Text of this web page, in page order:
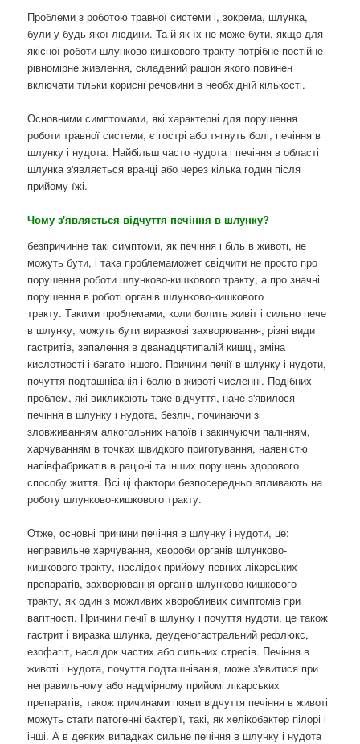
Проблеми з роботою травної системи і, зокрема, шлунка,
були у будь-якої людини. Та й як їх не може бути, якщо для
якісної роботи шлунково-кишкового тракту потрібне постійне
рівномірне живлення, складений раціон якого повинен
включати тільки корисні речовини в необхідній кількості.
Основними симптомами, які характерні для порушення
роботи травної системи, є гострі або тягнуть болі, печіння в
шлунку і нудота. Найбільш часто нудота і печіння в області
шлунка з'являється вранці або через кілька годин після
прийому їжі.
Чому з'являється відчуття печіння в шлунку?
безпричинне такі симптоми, як печіння і біль в животі, не
можуть бути, і така проблемаможет свідчити не просто про
порушення роботи шлунково-кишкового тракту, а про значні
порушення в роботі органів шлунково-кишкового
тракту. Такими проблемами, коли болить живіт і сильно пече
в шлунку, можуть бути виразкові захворювання, різні види
гастритів, запалення в дванадцятипалій кишці, зміна
кислотності і багато іншого. Причини печії в шлунку і нудоти,
почуття подташніванія і болю в животі численні. Подібних
проблем, які викликають таке відчуття, наче з'явилося
печіння в шлунку і нудота, безліч, починаючи зі
зловживанням алкогольних напоїв і закінчуючи палінням,
харчуванням в точках швидкого приготування, наявністю
напівфабрикатів в раціоні та інших порушень здорового
способу життя. Всі ці фактори безпосередньо впливають на
роботу шлунково-кишкового тракту.
Отже, основні причини печіння в шлунку і нудоти, це:
неправильне харчування, хвороби органів шлунково-
кишкового тракту, наслідок прийому певних лікарських
препаратів, захворювання органів шлунково-кишкового
тракту, як один з можливих хворобливих симптомів при
вагітності. Причини печії в шлунку і почуття нудоти, це також
гастрит і виразка шлунка, деуденогастральний рефлюкс,
езофагіт, наслідок частих або сильних стресів. Печіння в
животі і нудота, почуття подташніванія, може з'явитися при
неправильному або надмірному прийомі лікарських
препаратів, також причинами появи відчуття печіння в животі
можуть стати патогенні бактерії, такі, як хелікобактер пілорі і
інші. А в деяких випадках сильне печіння в шлунку і нудота